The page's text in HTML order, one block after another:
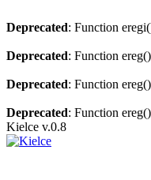
Deprecated: Function
Deprecated: Function
Deprecated: Function
Deprecated: Function
Kielce v.0.8